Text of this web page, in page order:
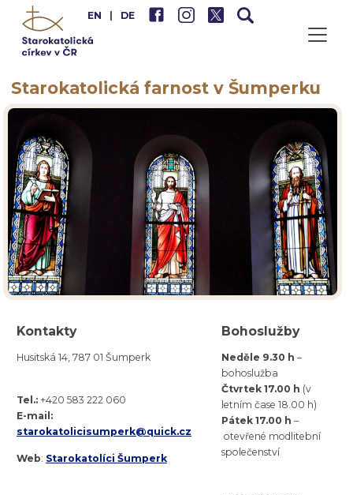
EN DE
Starokatolická farnost v Šumperku
Kontakty
Husitská 14, 787 01 Šumperk
Tel.: +420 583 222 060
E-mail:
starokatolicisumperk@quick.cz
Web: Starokatolíci Šumperk
Bohoslužby
Neděle 9.30 h –
bohoslužba
Čtvrtek 17.00 h (v
letním čase 18.00 h)
Pátek 17.00 h –
otevřené modlitební
společenství